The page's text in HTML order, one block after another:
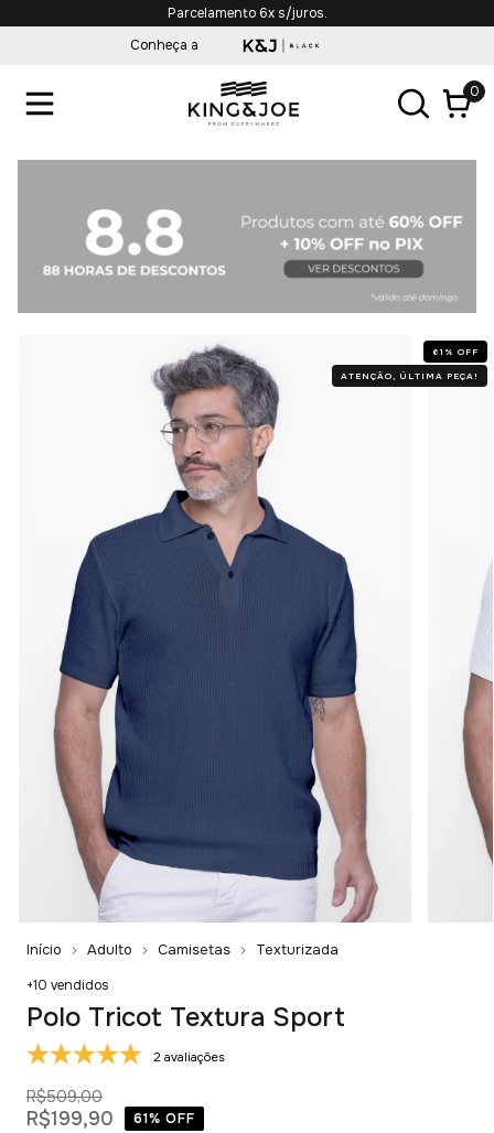
Parcelamento 6x s/juros.
Conheça a
0
61 % OFF
ATENÇÃO, ÚLTIMA PEÇA!
Início Adulto Camisetas Texturizada
+10 vendidos
Polo Tricot Textura Sport
2 avaliações
R$509,00
R$199,90 61% OFF